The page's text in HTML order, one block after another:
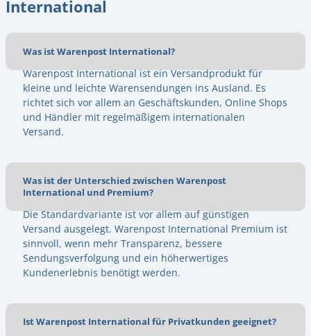
International
Was ist Warenpost International?
Warenpost International ist ein Versandprodukt für
kleine und leichte Warensendungen ins Ausland. Es
richtet sich vor allem an Geschäftskunden, Online Shops
und Händler mit regelmäßigem internationalen
Versand.
Was ist der Unterschied zwischen Warenpost
International und Premium?
Die Standardvariante ist vor allem auf günstigen
Versand ausgelegt. Warenpost International Premium ist
sinnvoll, wenn mehr Transparenz, bessere
Sendungsverfolgung und ein höherwertiges
Kundenerlebnis benötigt werden.
Ist Warenpost International für Privatkunden geeignet?